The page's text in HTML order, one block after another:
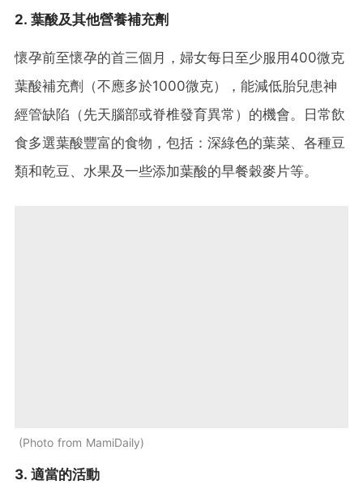
2. 葉酸及其他營養補充劑
懷孕前至懷孕的首三個月，婦女每日至少服用400微克
葉酸補充劑（不應多於1000微克），能減低胎兒患神
經管缺陷（先天腦部或脊椎發育異常）的機會。日常飲
食多選葉酸豐富的食物，包括：深綠色的葉菜、各種豆
類和乾豆、水果及一些添加葉酸的早餐穀麥片等。
Photo from MamiDaily
3. 適當的活動